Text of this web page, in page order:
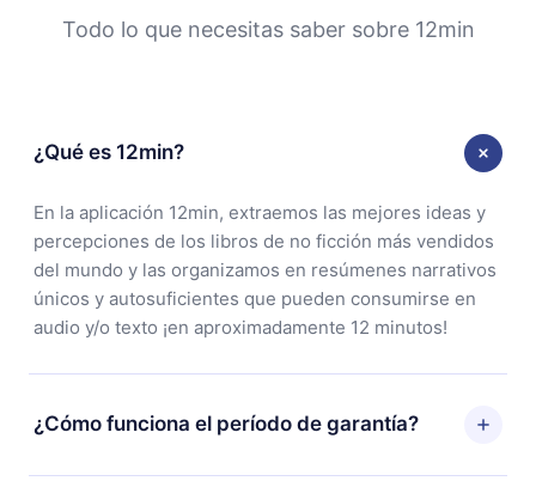
Todo lo que necesitas saber sobre 12min
¿Qué es 12min?
En la aplicación 12min, extraemos las mejores ideas y
percepciones de los libros de no ficción más vendidos
del mundo y las organizamos en resúmenes narrativos
únicos y autosuficientes que pueden consumirse en
audio y/o texto ¡en aproximadamente 12 minutos!
¿Cómo funciona el período de garantía?